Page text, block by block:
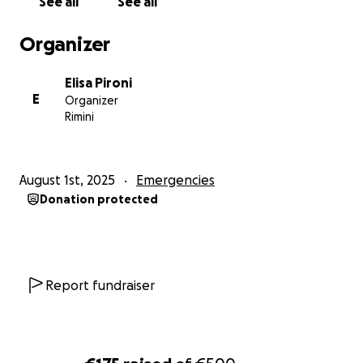
Organizer
E
Elisa Pironi
Organizer
Rimini
August 1st, 2025 Emergencies
Donation protected
Report fundraiser